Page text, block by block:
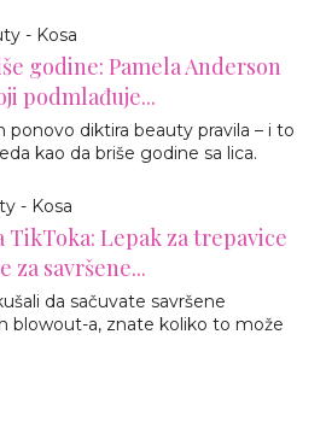
- Kosa
godine: Pamela Anderson
podmlađuje...
ponovo diktira beauty pravila – i to
kao da briše godine sa lica.
- Kosa
Lepak za trepavice
za savršene...
da sačuvate savršene
blowout-a, znate koliko to može